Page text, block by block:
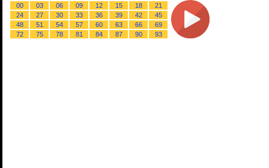
00 03 06 09 12 15 18
21
24
27 30 33 36 39 42
45
48
51 54 57 60 63 66
69
72
75 78 81 84 87 90 93